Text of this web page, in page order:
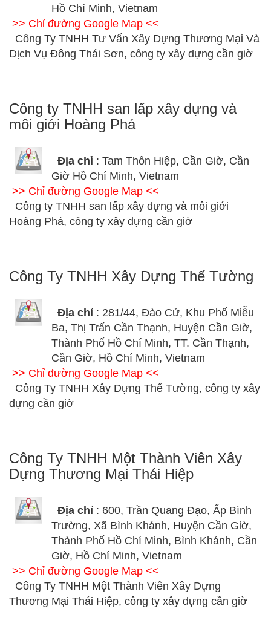
Hồ Chí Minh, Vietnam
>> Chỉ đường Google Map <<
Công Ty TNHH Tư Vấn Xây Dựng Thương Mại Và
Dịch Vụ Đông Thái Sơn, công ty xây dựng cần giờ
Công ty TNHH san lấp xây dựng và
môi giới Hoàng Phá
Địa chỉ : Tam Thôn Hiệp, Cần Giờ, Cần
Giờ Hồ Chí Minh, Vietnam
>> Chỉ đường Google Map <<
Công ty TNHH san lấp xây dựng và môi giới
Hoàng Phá, công ty xây dựng cần giờ
Công Ty TNHH Xây Dựng Thế Tường
Địa chỉ : 281/44, Đào Cử, Khu Phố Miễu
Ba, Thị Trấn Cần Thạnh, Huyện Cần Giờ,
Thành Phố Hồ Chí Minh, TT. Cần Thạnh,
Cần Giờ, Hồ Chí Minh, Vietnam
>> Chỉ đường Google Map <<
Công Ty TNHH Xây Dựng Thế Tường, công ty xây
dựng cần giờ
Công Ty TNHH Một Thành Viên Xây
Dựng Thương Mại Thái Hiệp
Địa chỉ : 600, Trần Quang Đạo, Ấp Bình
Trường, Xã Bình Khánh, Huyện Cần Giờ,
Thành Phố Hồ Chí Minh, Bình Khánh, Cần
Giờ, Hồ Chí Minh, Vietnam
>> Chỉ đường Google Map <<
Công Ty TNHH Một Thành Viên Xây Dựng
Thương Mại Thái Hiệp, công ty xây dựng cần giờ